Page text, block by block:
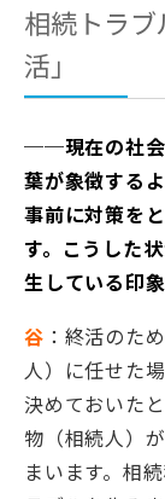
相続トラ
活」
──現在の社会
葉が象徴する
事前に対策を
す。こうした
生している印
谷 ：終活のた
人）に任せた
決めておいた
物（相続人）
まいます。相